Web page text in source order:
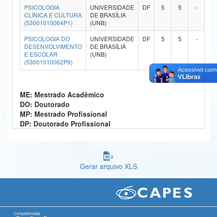
Ministério da Ciência, Tecnologia, Inovações e Comunicações
Ministério do Meio Ambiente
Ministério do Turismo
Ministério do Desenvolvimento Regional
Ministério da Mulher, da Família e dos Direitos Humanos
Secretaria-Geral
Gabinete de Segurança Institucional
Banco Central do Brasil
PSICOLOGIA
CLÍNICA E CULTURA
(53001010064P1)
UNIVERSIDADE
DE BRASÍLIA
(UNB)
DF 5 5 -
PSICOLOGIA DO
DESENVOLVIMENTO
E ESCOLAR
(53001010062P9)
UNIVERSIDADE
DE BRASÍLIA
(UNB)
DF 5 5 -
ME: Mestrado Acadêmico
DO: Doutorado
MP: Mestrado Profissional
DP: Doutorado Profissional
Gerar arquivo XLS
Compatibilidade